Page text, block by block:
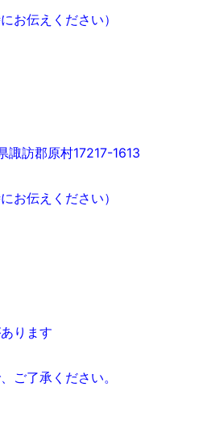
お伝えください）
訪郡原村17217-1613
お伝えください）
ります
ご了承ください。